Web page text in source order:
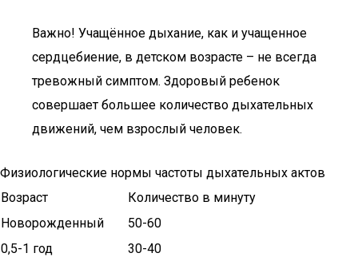
Важно! Учащённое дыхание, как и учащенное
сердцебиение, в детском возрасте – не всегда
тревожный симптом. Здоровый ребенок
совершает большее количество дыхательных
движений, чем взрослый человек.
Физиологические нормы частоты дыхательных актов
Возраст
Количество в минуту
Новорожденный
50-60
0,5-1 год
30-40